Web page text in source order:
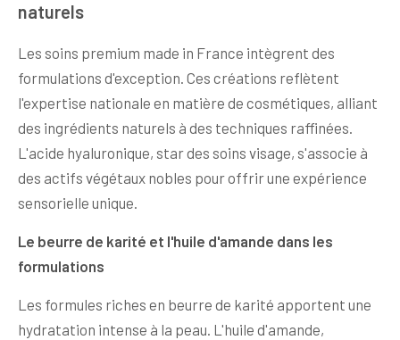
naturels
Les soins premium made in France intègrent des
formulations d'exception. Ces créations reflètent
l'expertise nationale en matière de cosmétiques, alliant
des ingrédients naturels à des techniques raffinées.
L'acide hyaluronique, star des soins visage, s'associe à
des actifs végétaux nobles pour offrir une expérience
sensorielle unique.
Le beurre de karité et l'huile d'amande dans les
formulations
Les formules riches en beurre de karité apportent une
hydratation intense à la peau. L'huile d'amande,